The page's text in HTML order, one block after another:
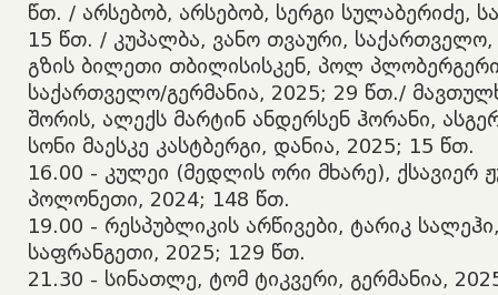
წთ. / არსებობ, არსებობ, სერგი სულაბერიძე,
15 წთ. / კუპალბა, ვანო თვაური,
გზის ბილეთი თბილისისკენ, პოლ
საქართველო/გერმანია, 2025; 29 წთ./
შორის, ალექს მარტინ ანდერსენ ჰორანი,
სონი მაესკე კასტბერგი, დანია, 2025; 15 წთ.
​16.00 - კულეი (მედლის ორი მხარე), ქსავიერ
პოლონეთი, 2024; 148 წთ.
​19.00 - რესპუბლიკის არწივები, ტარიკ
საფრანგეთი, 2025; 129 წთ.
​21.30 - სინათლე, ტომ ტიკვერი, გერმანია,